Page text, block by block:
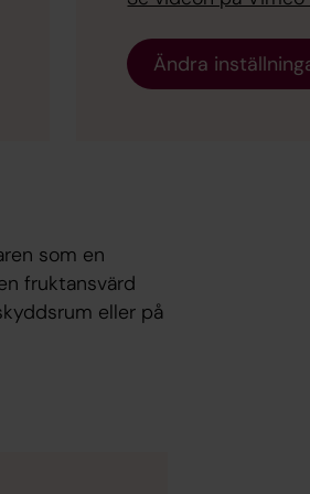
Ändra
som en
fruktansvärd
eller på